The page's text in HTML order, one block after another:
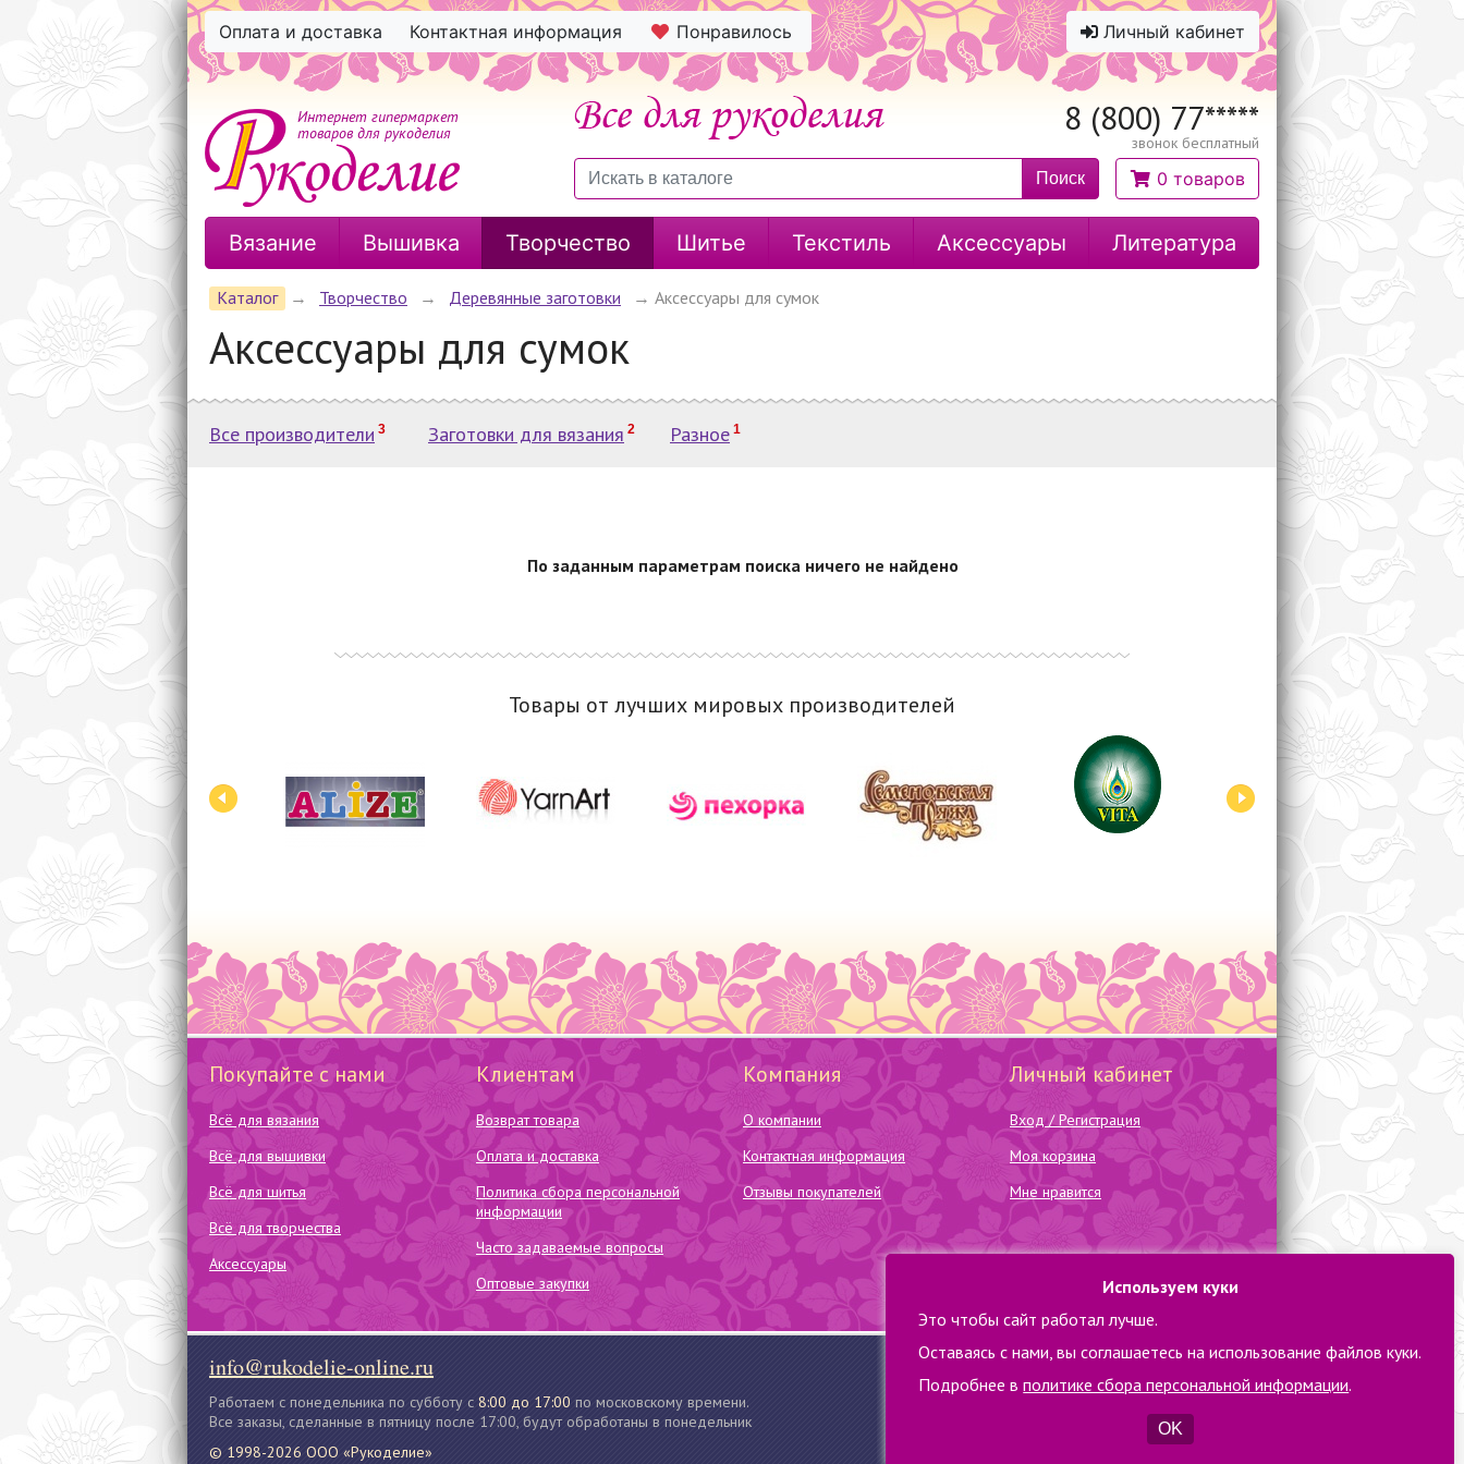
Оплата и доставка Контактная информация Понравилось Личный кабинет
8 (800) 77*****
звонок бесплатный
Поиск 0 товаров
Интернет гипермаркет
товаров для рукоделия
Вязание Вышивка Творчество Шитье Текстиль Аксессуары Литература
Каталог → Творчество → Деревянные заготовки → Аксессуары для сумок
Аксессуары для сумок
Все производители 3 Заготовки для вязания 2 Разное 1
По заданным параметрам поиска ничего не найдено
Товары от лучших мировых производителей
Покупайте с нами
Всё для вязания
Всё для вышивки
Всё для шитья
Всё для творчества
Аксессуары
Клиентам
Возврат товара
Оплата и доставка
Политика сбора персональной
информации
Часто задаваемые вопросы
Оптовые закупки
Компания
О компании
Контактная информация
Отзывы покупателей
Личный кабинет
Вход / Регистрация
Моя корзина
Мне нравится
info@rukodelie-online.ru
Работаем с понедельника по субботу с 8:00 до 17:00 по московскому времени.
Все заказы, сделанные в пятницу после 17:00, будут обработаны в понедельник
© 1998-2026 ООО «Рукоделие»
Используем куки
Это чтобы сайт работал лучше.
Оставаясь с нами, вы соглашаетесь на использование файлов куки.
Подробнее вполитике сбора персональной информации.
OK